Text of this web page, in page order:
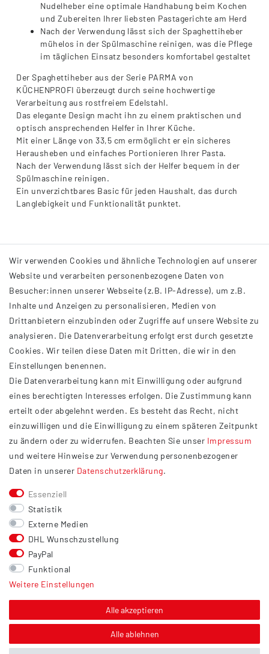
Nudelheber eine optimale Handhabung beim Kochen
und Zubereiten Ihrer liebsten Pastagerichte am Herd
Nach der Verwendung lässt sich der Spaghettiheber
mühelos in der Spülmaschine reinigen, was die Pflege
im täglichen Einsatz besonders komfortabel gestaltet
Der Spaghettiheber aus der Serie PARMA von
KÜCHENPROFI überzeugt durch seine hochwertige
Verarbeitung aus rostfreiem Edelstahl.
Das elegante Design macht ihn zu einem praktischen und
optisch ansprechenden Helfer in Ihrer Küche.
Mit einer Länge von 33,5 cm ermöglicht er ein sicheres
Herausheben und einfaches Portionieren Ihrer Pasta.
Nach der Verwendung lässt sich der Helfer bequem in der
Spülmaschine reinigen.
Ein unverzichtbares Basic für jeden Haushalt, das durch
Langlebigkeit und Funktionalität punktet.
INFORMATIONEN
AGB
Impressum
Datenschutzerklärung
Widerrufsrecht
Barrierefreiheit
Service
Kontakt
Versand
Zahlung
Vertrag widerrufen
Sonstiges
Hinweis zur Entsorgung von Altbatterien & Altöl
Über uns
Wir verwenden Cookies und ähnliche Technologien auf unserer
Website und verarbeiten personenbezogene Daten von
Besucher:innen unserer Webseite (z.B. IP-Adresse), um z.B.
Inhalte und Anzeigen zu personalisieren, Medien von
Drittanbietern einzubinden oder Zugriffe auf unsere Website zu
analysieren. Die Datenverarbeitung erfolgt erst durch gesetzte
Cookies. Wir teilen diese Daten mit Dritten, die wir in den
Einstellungen benennen.
Die Datenverarbeitung kann mit Einwilligung oder aufgrund
eines berechtigten Interesses erfolgen. Die Zustimmung kann
erteilt oder abgelehnt werden. Es besteht das Recht, nicht
einzuwilligen und die Einwilligung zu einem späteren Zeitpunkt
zu ändern oder zu widerrufen. Beachten Sie unser Impressum
und weitere Hinweise zur Verwendung personenbezogener
Daten in unserer Daten­schutz­erklärung.
Essenziell
Statistik
Externe Medien
DHL Wunschzustellung
PayPal
Funktional
Weitere Einstellungen
Alle akzeptieren
Alle ablehnen